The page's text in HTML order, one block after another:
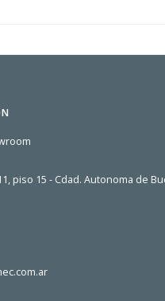
piso 15 - Cdad. Autonoma de